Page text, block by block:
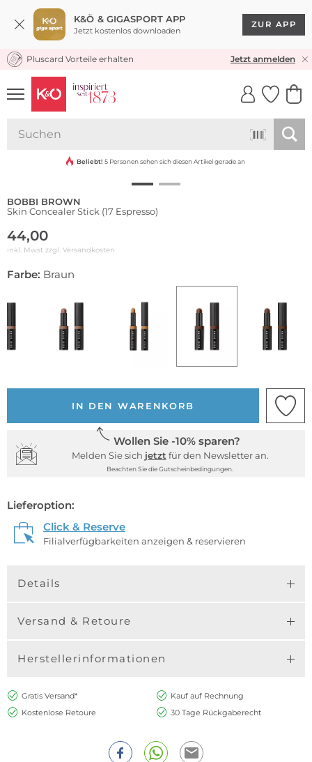
K&Ö & GIGASPORT APP
Jetzt kostenlos downloaden
ZUR APP
KOSTENLOSER VERSAND* & RÜCKVERSAND
Pluscard Vorteile erhalten Jetzt anmelden
UNSERE APP
CLICK &
Beliebt! 5 Personen sehen sich diesen Artikel gerade an
BOBBI BROWN
Skin Concealer Stick (17 Espresso)
44,00
inkl. Mwst zzgl. Versandkosten
Farbe: Braun
IN DEN WARENKORB
Wollen Sie -10% sparen?
Melden Sie sich jetzt für den Newsletter an.
Beachten Sie die Gutscheinbedingungen.
Lieferoption:
Click & Reserve
Filialverfügbarkeiten anzeigen & reservieren
Details
Versand & Retoure
Herstellerinformationen
Gratis Versand*
Kauf auf Rechnung
Kostenlose Retoure
30 Tage Rückgaberecht